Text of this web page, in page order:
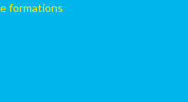
formations